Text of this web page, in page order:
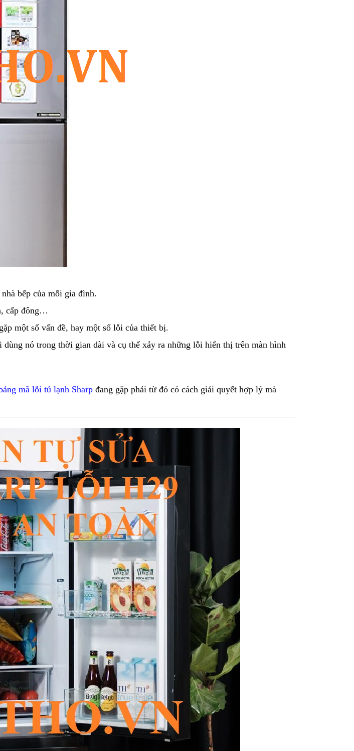
bếp của mỗi gia đình.
cấp đông…
một số vấn đề, hay một số lỗi của thiết bị.
nó trong thời gian dài và cụ thể xảy ra những lỗi hiển thị trên màn hình
mã lỗi tủ lạnh Sharp đang gặp phải từ đó có cách giải quyết hợp lý mà